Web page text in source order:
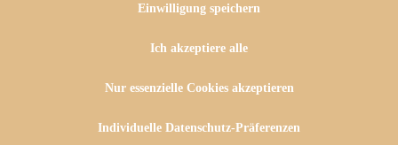
Einwilligung speichern
Ich akzeptiere alle
Nur essenzielle Cookies akzeptieren
Individuelle Datenschutz-Präferenzen